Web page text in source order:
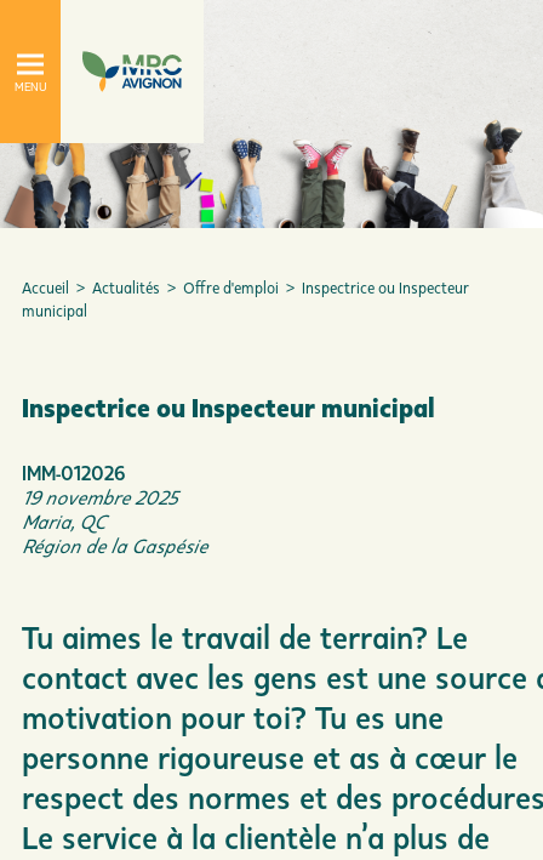
À propos Le conseil de la MRC
Accueil > Actualités > Offre d'emploi > Inspectrice ou Inspecteur
municipal
Inspectrice ou Inspecteur municipal
IMM-012026
19 novembre 2025
Maria, QC
Région de la Gaspésie
Tu aimes le travail de terrain? Le
contact avec les gens est une source
motivation pour toi? Tu es une
personne rigoureuse et as à cœur le
respect des normes et des
Le service à la clientèle n’a plus de